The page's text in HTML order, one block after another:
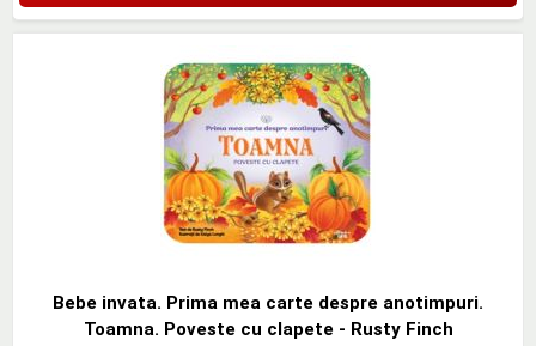
Bebe invata. Prima mea carte despre anotimpuri.
Toamna. Poveste cu clapete - Rusty Finch